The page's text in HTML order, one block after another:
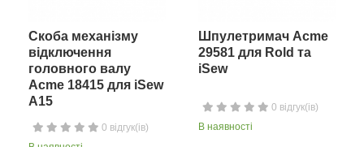
Скоба механізму
відключення
головного валу
Acme 18415 для iSew
A15
0 відгук(ів)
Шпулетримач Acme
29581 для Rold та
iSew
0 відгук(ів)
В наявності